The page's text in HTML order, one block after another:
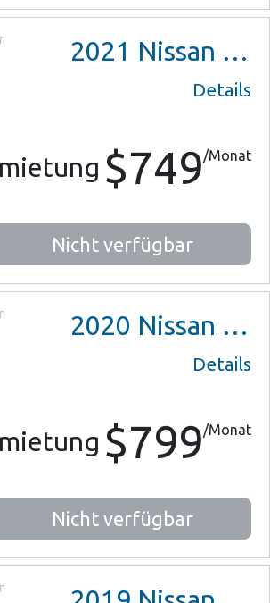
2021 Nissan Sentra
Details
$749/Monat
Nicht verfügbar
2020 Nissan Altima
Details
$799/Monat
Nicht verfügbar